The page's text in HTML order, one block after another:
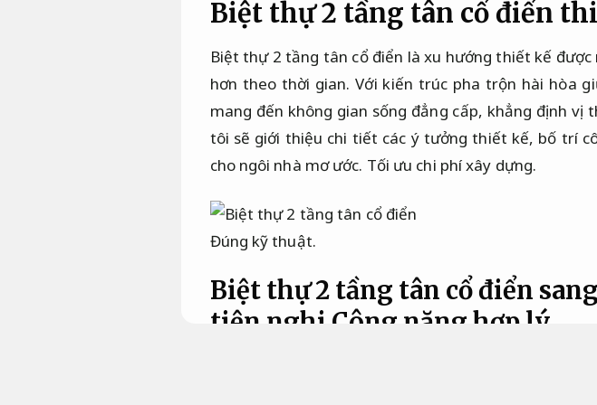
Biệt thự 2 tầng tân cổ điển
Biệt thự 2 tầng tân cổ điển là xu hướng thiết kế
hơn theo thời gian. Với kiến trúc pha trộn hài hòa
mang đến không gian sống đẳng cấp, khẳng định
tôi sẽ giới thiệu chi tiết các ý tưởng thiết kế, bố trí
cho ngôi nhà mơ ước. Tối ưu chi phí xây dựng.
Đúng kỹ thuật.
Biệt thự 2 tầng tân cổ điển
tiện nghi Công năng hợp lý.